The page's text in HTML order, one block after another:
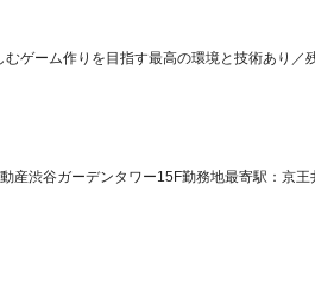
ゲーム作りを目指す最高の環境と技術あり／
産渋谷ガーデンタワー15F勤務地最寄駅：京王